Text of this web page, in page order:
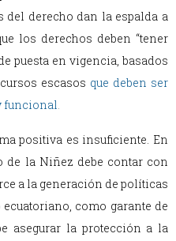
del derecho dan la espalda a
los derechos deben “tener
puesta en vigencia, basados
escasos que deben ser
funcional.
positiva es insuficiente. En
de la Niñez debe contar con
a la generación de políticas
como garante de
asegurar la protección a la